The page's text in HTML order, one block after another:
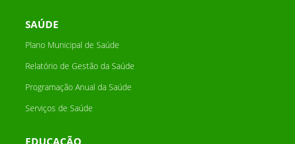
SAÚDE
Plano Municipal de Saúde
Relatório de Gestão da Saúde
Programação Anual da Saúde
Serviços de Saúde